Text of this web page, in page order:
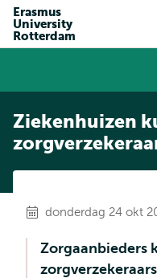
Erasmus
University
Rotterdam
Ziekenhuizen
donderdag 24 okt
Zorgaanbieders